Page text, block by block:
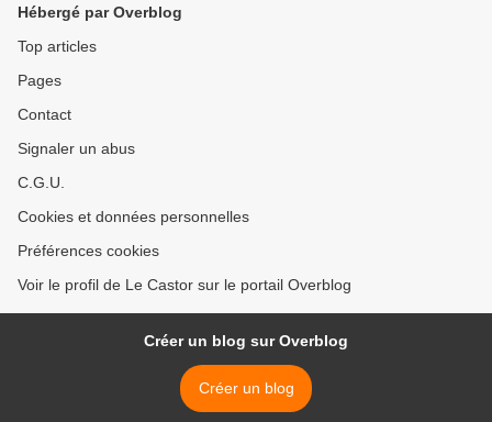
Hébergé par Overblog
Top articles
Pages
Contact
Signaler un abus
C.G.U.
Cookies et données personnelles
Préférences cookies
Voir le profil de Le Castor sur le portail Overblog
Créer un blog sur Overblog
Créer un blog